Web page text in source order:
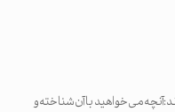
آنچه می خواهید با آن شناخته و